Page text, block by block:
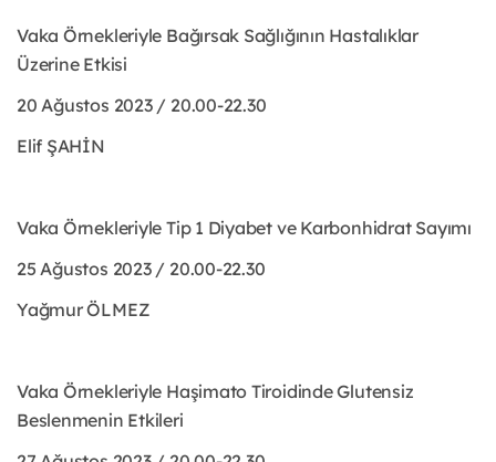
Vaka Örnekleriyle Bağırsak Sağlığının Hastalıklar
Üzerine Etkisi
20 Ağustos 2023 / 20.00-22.30
Elif ŞAHİN
Vaka Örnekleriyle Tip 1 Diyabet ve Karbonhidrat Sayımı
25 Ağustos 2023 / 20.00-22.30
Yağmur ÖLMEZ
Vaka Örnekleriyle Haşimato Tiroidinde Glutensiz
Beslenmenin Etkileri